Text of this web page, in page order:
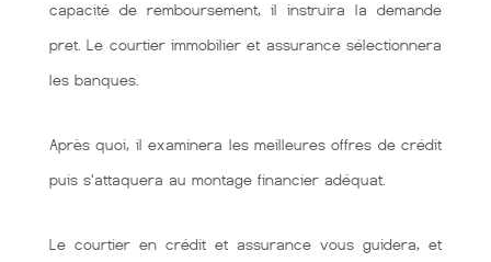
capacité de remboursement, il instruira la demande
pret. Le courtier immobilier et assurance sélectionnera
les banques.
Après quoi, il examinera les meilleures offres de crédit
puis s'attaquera au montage financier adéquat.
Le courtier en crédit et assurance vous guidera, et